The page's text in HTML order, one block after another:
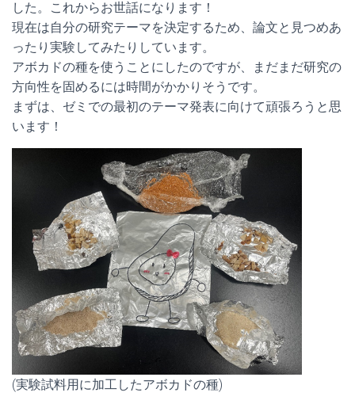
した。これからお世話になります！
現在は自分の研究テーマを決定するため、論文と見つめあ
ったり実験してみたりしています。
アボカドの種を使うことにしたのですが、まだまだ研究の
方向性を固めるには時間がかかりそうです。
まずは、ゼミでの最初のテーマ発表に向けて頑張ろうと思
います！
(実験試料用に加工したアボカドの種)